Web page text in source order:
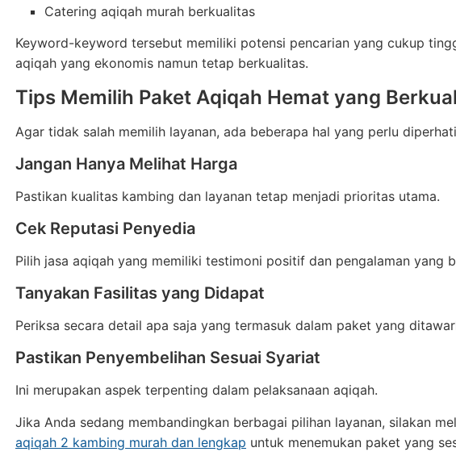
Catering aqiqah murah berkualitas
Keyword-keyword tersebut memiliki potensi pencarian yang cukup
aqiqah yang ekonomis namun tetap berkualitas.
Tips Memilih Paket Aqiqah Hemat yang
Agar tidak salah memilih layanan, ada beberapa hal yang perlu
Jangan Hanya Melihat Harga
Pastikan kualitas kambing dan layanan tetap menjadi prioritas utama.
Cek Reputasi Penyedia
Pilih jasa aqiqah yang memiliki testimoni positif dan pengalaman yang
Tanyakan Fasilitas yang Didapat
Periksa secara detail apa saja yang termasuk dalam paket yang
Pastikan Penyembelihan Sesuai Syariat
Ini merupakan aspek terpenting dalam pelaksanaan aqiqah.
Jika Anda sedang membandingkan berbagai pilihan layanan, silakan
aqiqah 2 kambing murah dan lengkap untuk menemukan paket yang